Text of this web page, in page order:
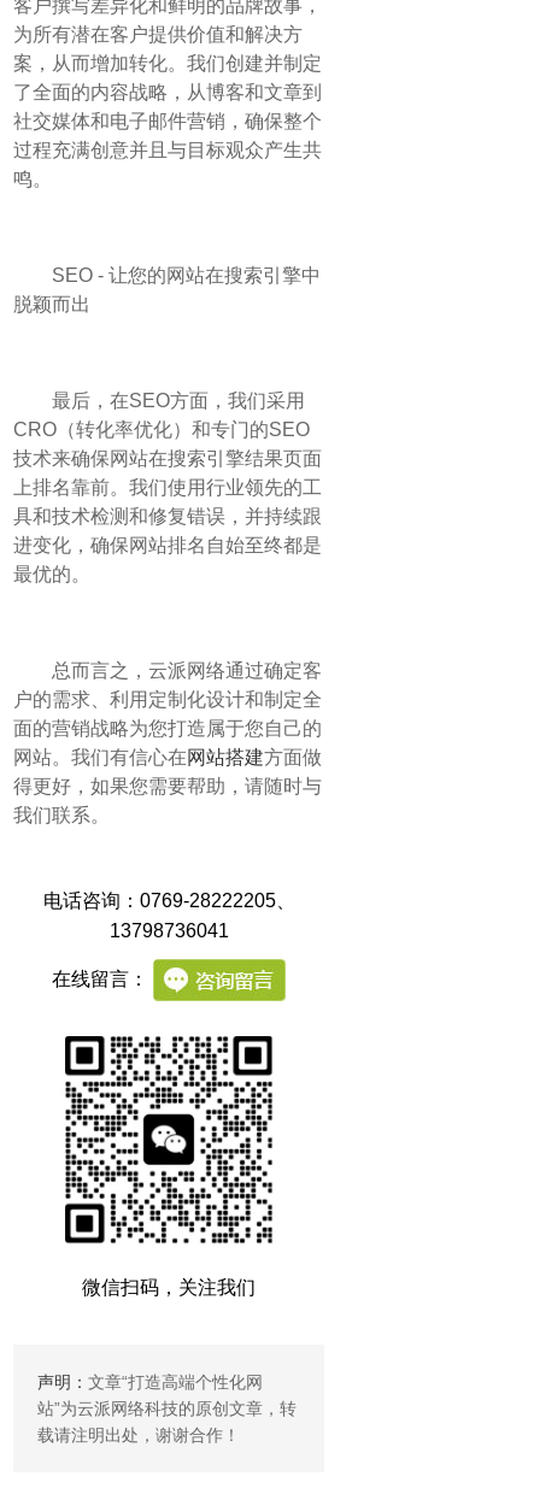
客户撰写差异化和鲜明的品牌故事，
为所有潜在客户提供价值和解决方
案，从而增加转化。我们创建并制定
了全面的内容战略，从博客和文章到
社交媒体和电子邮件营销，确保整个
过程充满创意并且与目标观众产生共
鸣。
SEO - 让您的网站在搜索引擎中
脱颖而出
最后，在SEO方面，我们采用
CRO（转化率优化）和专门的SEO
技术来确保网站在搜索引擎结果页面
上排名靠前。我们使用行业领先的工
具和技术检测和修复错误，并持续跟
进变化，确保网站排名自始至终都是
最优的。
总而言之，云派网络通过确定客
户的需求、利用定制化设计和制定全
面的营销战略为您打造属于您自己的
网站。我们有信心在网站搭建方面做
得更好，如果您需要帮助，请随时与
我们联系。
电话咨询：0769-28222205、
13798736041
在线留言：
微信扫码，关注我们
声明：文章“打造高端个性化网
站”为云派网络科技的原创文章，转
载请注明出处，谢谢合作！